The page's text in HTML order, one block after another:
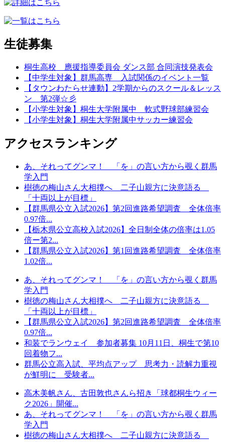
生徒募集
桐生高校 應援指導委員会 ダンス部 合同演技発表会
【中学生対象】群馬高専 入試関係のイベント一覧
【タウンわたらせ連動】2学期からのスクール＆レッス
ン 第2弾☆彡
【小学生対象】桐生大学附属中 軟式野球部練習会
【小学生対象】桐生大学附属中サッカー練習会
アクセスランキング
あ、それってグンマ！ 「を」の言い方から覗く群馬
学入門
樹徳の梅山さん大相撲へ 二子山親方に決意語る
「十両以上が目標」
【群馬県公立入試2026】第2回進路希望調査 全体倍率
0.97倍...
【栃木県公立高校入試2026】全日制全体の倍率は1.05
倍ー第2...
【群馬県公立入試2026】第1回進路希望調査 全体倍率
1.02倍...
あ、それってグンマ！ 「を」の言い方から覗く群馬
学入門
樹徳の梅山さん大相撲へ 二子山親方に決意語る
「十両以上が目標」
【群馬県公立入試2026】第2回進路希望調査 全体倍率
0.97倍...
和装でランウェイ 参加者募集 10月11日、桐生で第10
回着物フ...
群馬公立高入試、平均点アップ 思考力・読解力重視
が鮮明に 受験者...
高木美帆さん、古田敦也さんら招き「球都桐生ウィー
ク2026」開催...
あ、それってグンマ！ 「を」の言い方から覗く群馬
学入門
樹徳の梅山さん大相撲へ 二子山親方に決意語る